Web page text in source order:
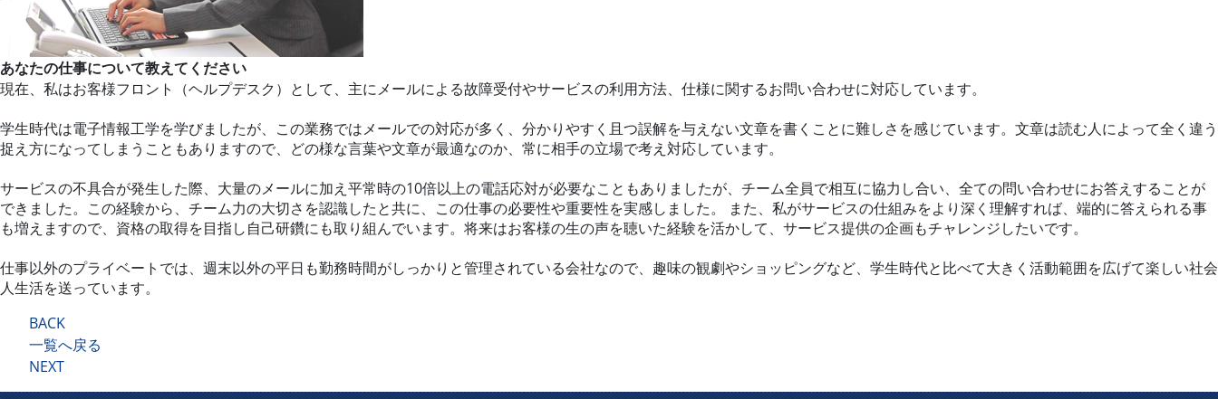
あなたの仕事について教えてください
現在、私はお客様フロント（ヘルプデスク）として、主にメールによる故障受付やサービスの利用方法、仕様に関するお問い合わせに対応しています。
学生時代は電子情報工学を学びましたが、この業務ではメールでの対応が多く、分かりやすく且つ誤解を与えない文章を書くことに難しさを感じています。文章は読む人によって全く違う
捉え方になってしまうこともありますので、どの様な言葉や文章が最適なのか、常に相手の立場で考え対応しています。
サービスの不具合が発生した際、大量のメールに加え平常時の10倍以上の電話応対が必要なこともありましたが、チーム全員で相互に協力し合い、全ての問い合わせにお答えすることが
できました。この経験から、チーム力の大切さを認識したと共に、この仕事の必要性や重要性を実感しました。 また、私がサービスの仕組みをより深く理解すれば、端的に答えられる事
も増えますので、資格の取得を目指し自己研鑽にも取り組んでいます。将来はお客様の生の声を聴いた経験を活かして、サービス提供の企画もチャレンジしたいです。
仕事以外のプライベートでは、週末以外の平日も勤務時間がしっかりと管理されている会社なので、趣味の観劇やショッピングなど、学生時代と比べて大きく活動範囲を広げて楽しい社会
人生活を送っています。
BACK
一覧へ戻る
NEXT